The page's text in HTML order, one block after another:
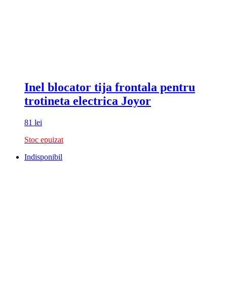
Inel blocator tija frontala pentru
trotineta electrica Joyor
81 lei
Stoc epuizat
Indisponibil